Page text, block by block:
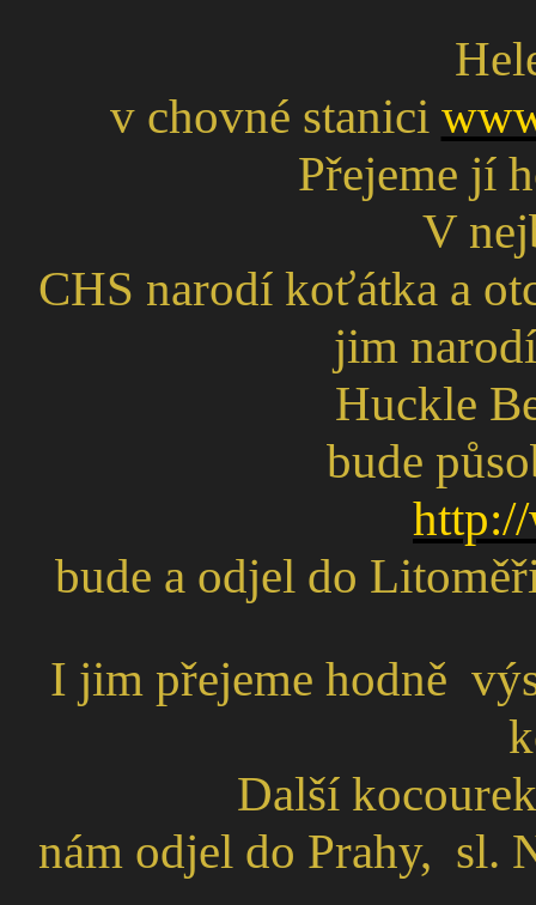
v chovné stanici
Přejeme jí
V
CHS narodí koťátka a
jim
Huckle
bude
bude a odjel do
I jim přejeme hodně
Další
nám odjel do Prahy, sl.